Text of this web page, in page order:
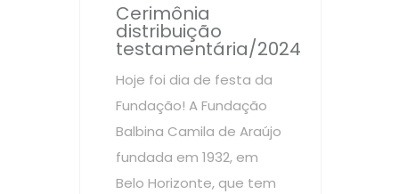
Cerimônia
distribuição
testamentária/2024
Hoje foi dia de festa da
Fundação! A Fundação
Balbina Camila de Araújo
fundada em 1932, em
Belo Horizonte, que tem